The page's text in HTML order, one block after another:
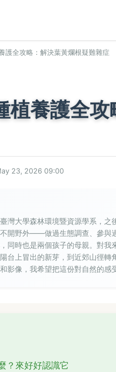
護全攻略：解決葉黃爛根疑難雜症
植養護全
23, 2026 09:00
灣大學森林環境暨資源學系，
開野外——做過生態調查、參與
同時也是兩個孩子的母親。對
台上冒出的新芽，到近郊山徑
影像，我希望把這份對自然的感
？來好好認識它